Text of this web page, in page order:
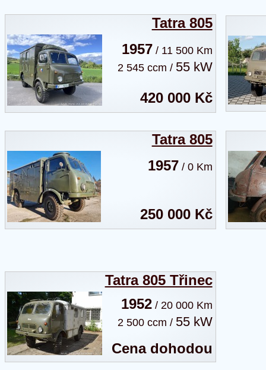
Tatra 805
1957 / 11 500 Km
2 545 ccm / 55 kW
420 000 Kč
Tatra 805
1957 / 0 Km
250 000 Kč
Tatra 805 Třinec
1952/ 20 000 Km
2 500 ccm / 55 kW
Cena dohodou